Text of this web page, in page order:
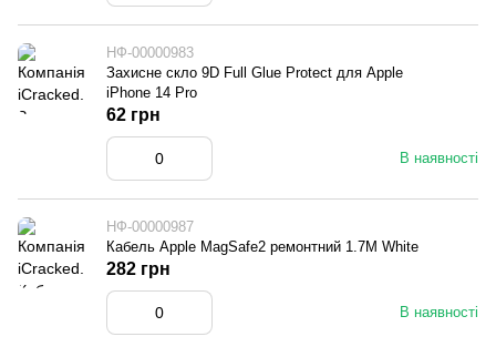
НФ-00000983
Захисне скло 9D Full Glue Protect для Apple
iPhone 14 Pro
В наявності
62 грн
НФ-00000987
Кабель Apple MagSafe2 ремонтний 1.7М White
В наявності
282 грн